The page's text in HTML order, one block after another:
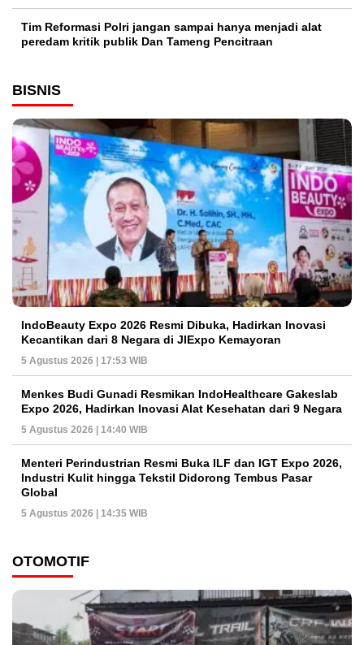
Tim Reformasi Polri jangan sampai hanya menjadi alat
peredam kritik publik Dan Tameng Pencitraan
BISNIS
IndoBeauty Expo 2026 Resmi Dibuka, Hadirkan Inovasi
Kecantikan dari 8 Negara di JIExpo Kemayoran
5 Agustus 2026 | 17:53 WIB
Menkes Budi Gunadi Resmikan IndoHealthcare Gakeslab
Expo 2026, Hadirkan Inovasi Alat Kesehatan dari 9 Negara
5 Agustus 2026 | 14:40 WIB
Menteri Perindustrian Resmi Buka ILF dan IGT Expo 2026,
Industri Kulit hingga Tekstil Didorong Tembus Pasar
Global
5 Agustus 2026 | 14:35 WIB
OTOMOTIF